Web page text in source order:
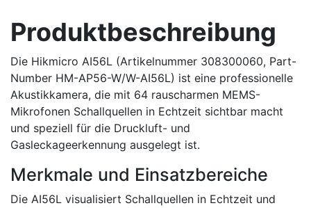
Produktbeschreibung
Die Hikmicro AI56L (Artikelnummer 308300060, Part-
Number HM-AP56-W/W-AI56L) ist eine professionelle
Akustikkamera, die mit 64 rauscharmen MEMS-
Mikrofonen Schallquellen in Echtzeit sichtbar macht
und speziell für die Druckluft- und
Gasleckageerkennung ausgelegt ist.
Merkmale und Einsatzbereiche
Die AI56L visualisiert Schallquellen in Echtzeit und